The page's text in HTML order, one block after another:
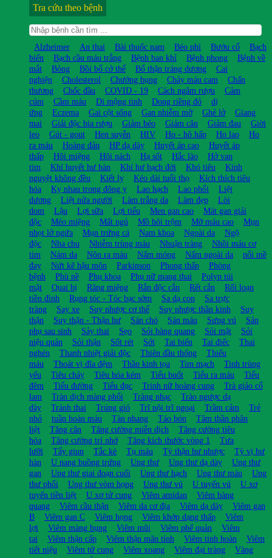
Tra cứu theo bệnh
Alzheimer An thai Bài thuốc nam Béo phì Bướu cổ
Bạch
biến
Bạch cầu máu trắng Bệnh ban khỉ Bệnh phong
Bệnh về
mắt
Bỏng Bồi bổ cở thể Bổ thận tráng dương
Cai
nghiện
Cholesterol Chướng bụng Chảy máu cam
Chấn
thương
Chốc đầu COVID - 19 Cách ngâm rượu
Cảm
cúm
Cầm máu Di mộng tinh Dong riềng đỏ
dị
ứng
Eczema Gai cột sống Gan nhiễm mỡ Ghẻ lở
Giang
mai
Giải độc bia rượu Giảm béo Giảm cân Giảm đau
Giời
leo
Gút - gout Hen suyễn HIV Ho - hô hấp Ho lao
Ho
ra máu
Hoàng đản HP dạ dày Huyết áp cao
Huyết áp
thấp
Hôi miệng Hôi nách Hạ sốt Hắc lào
Hở van
tim
Khí huyết hư hàn Khí hư bạch đới Khó tiêu
Kinh
nguyệt không đều
Kiết lỵ Kéo dài tuổi thọ
Kích thích tiêu
hóa
Kỵ nhau trong đông y Lao hạch Lao phổi
Liệt
dương
Liệt nửa người Làm trắng da Làm đẹp
Lòi
dom
Lậu Lợi sữa Lợi tiểu Men gan cao
Mát gan giải
độc
Méo miệng Mất ngủ Mồ hôi trộm Mỡ máu cao
Mụn
nhọt lở ngứa
Mụn trứng cá Nam khoa Ngoài da
Ngộ
độc
Nha chu Nhiễm trùng máu Nhuận tràng
Nhồi máu cơ
tim
Nám da Nôn ra máu Nấm móng Nấm ngoài da
nổi mề
đay
Nứt kẽ hậu môn Parkinson Phong thấp
Phòng
bệnh
Phù nề Phụ khoa Phụ nữ mang thai
Polyp túi
mật
Quai bị Răng miệng Rắn độc cắn Rết cắn
Rối loạn
tiền đình
Rụng tóc - Tóc bạc sớm Sa dạ con
Sa trực
tràng
Say xe Suy nhược cơ thể Suy nhược thần kinh
Suy
thận
Suy thận - Thận hư Sán chó Sán máu Sưng vú
Sản
phụ sau sinh
Sảy thai Sẹo Sỏi bàng quang Sỏi mật
Sỏi
niệu quản
Sỏi thận Sốt rét Sởi Tai biến Tai điếc
Thai
nghén
Thanh nhiệt giải độc Thiên đầu thống
Thiếu
máu
Thoát vị đĩa đệm Thần kinh tọa Tim mạch
Tinh trùng
yếu
Tiêu chảy Tiêu hóa kém Tiểu buốt Tiểu ra máu
Tiểu
đêm
Tiểu đường Tiểu đục Trinh nữ hoàng cung
Trà giảo cổ
lam
Tràn dịch màng phổi Tràng nhạc
Trào ngược dạ
dày
Tránh thai Trúng gió Trĩ nội trĩ ngoại Trầm cảm
Trẻ
nhỏ
tuần hoàn máu Tàn nhang Táo bón
Tâm thần phân
liệt
Tăng cân Tăng cường miễn dịch
Tăng cường tiêu
hóa
Tăng cường trí nhớ Tăng kích thước vòng 1
Tưa
lưỡi
Tẩy giun Tắc kè Tụ máu Tỳ thận hư nhược
Tỳ vị hư
hàn
U nang buồng trứng Ung thư Ung thư dạ dày
Ung thư
gan
Ung thư giai đoạn cuối Ung thư hạch Ung thư máu
Ung
thư phổi
Ung thư vòm họng Ung thư vú U tuyến vú
U xơ
tuyến tiền liệt
U xơ tử cung Viêm amidan
Viêm bàng
quang
Viêm cầu thận Viêm da cơ địa Viêm dạ dày
Viêm gan
B
Viêm gan C Viêm họng Viêm khớp dạng thấp
Viêm
lợi
Viêm màng bụng Viêm mũi Viêm phế quản
Viêm
tai
Viêm thận cấp Viêm thận mãn tính Viêm tinh hoàn
Viêm
tiết niệu
Viêm tử cung Viêm xoang Viêm đại tràng
Vàng